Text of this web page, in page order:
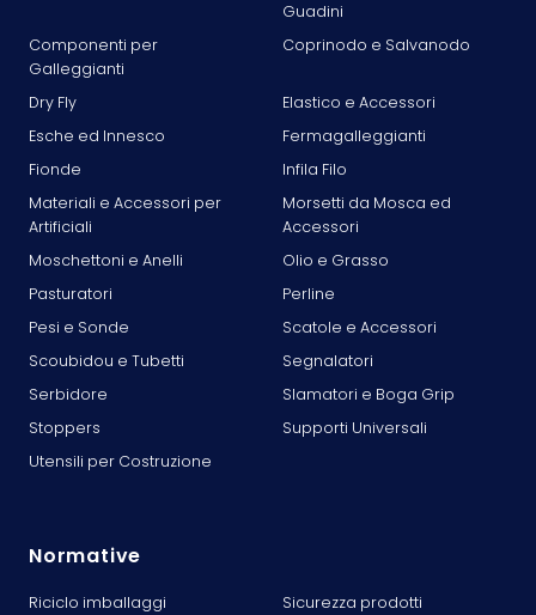
Guadini
Componenti per
Galleggianti
Coprinodo e Salvanodo
Dry Fly
Elastico e Accessori
Esche ed Innesco
Fermagalleggianti
Fionde
Infila Filo
Materiali e Accessori per
Artificiali
Morsetti da Mosca ed
Accessori
Moschettoni e Anelli
Olio e Grasso
Pasturatori
Perline
Pesi e Sonde
Scatole e Accessori
Scoubidou e Tubetti
Segnalatori
Serbidore
Slamatori e Boga Grip
Stoppers
Supporti Universali
Utensili per Costruzione
Normative
Riciclo imballaggi Sicurezza prodotti